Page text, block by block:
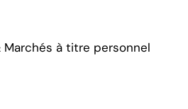
à titre personnel